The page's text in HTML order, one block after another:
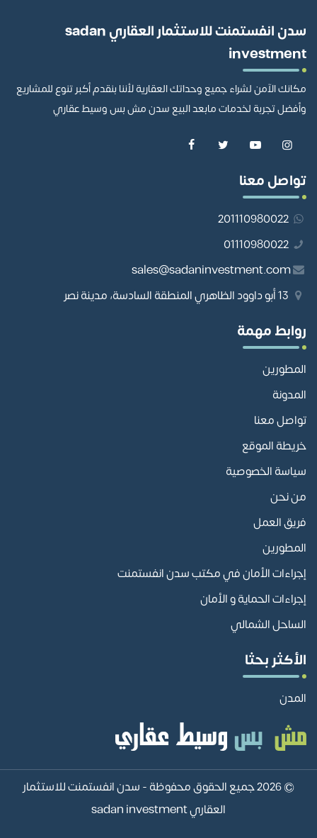
سدن انفستمنت للاستثمار العقاري sadan
investment
مكانك الآمن لشراء جميع وحداتك العقارية لأننا بنقدم أكبر تنوع للمشاريع
وأفضل تجربة لخدمات مابعد البيع سدن مش بس وسيط عقاري
تواصل معنا
201110980022
01110980022
sales@sadaninvestment.com
روابط مهمة
المطورين
المدونة
تواصل معنا
خريطة الموقع
سياسة الخصوصية
من نحن
فريق العمل
المطورين
إجراءات الأمان في مكتب سدن انفستمنت
إجراءات الحماية و الأمان
الساحل الشمالي
الأكثر بحثا
المدن
© 2026 جميع الحقوق محفوظة -
سدن انفستمنت للاستثمار
العقاري sadan investment